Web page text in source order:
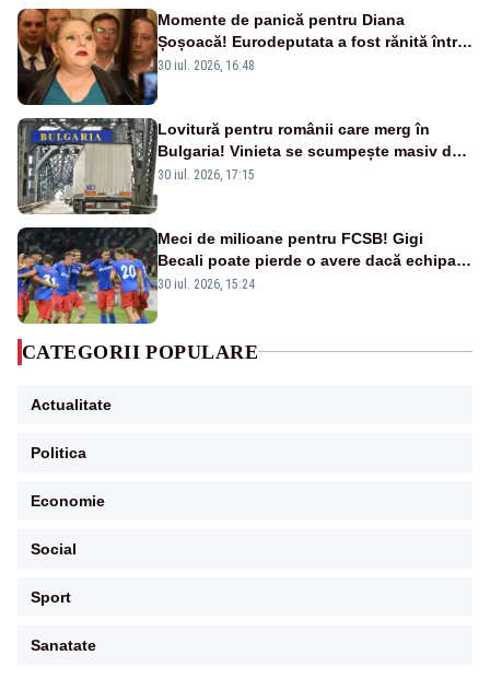
Momente de panică pentru Diana
Șoșoacă! Eurodeputata a fost rănită într-
un accident rutier
30 iul. 2026, 16:48
Lovitură pentru românii care merg în
Bulgaria! Vinieta se scumpește masiv de
la 1 august
30 iul. 2026, 17:15
Meci de milioane pentru FCSB! Gigi
Becali poate pierde o avere dacă echipa
este eliminată de FK Auda
30 iul. 2026, 15:24
CATEGORII POPULARE
Actualitate
Politica
Economie
Social
Sport
Sanatate